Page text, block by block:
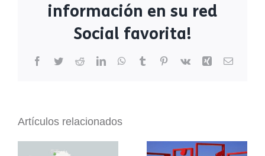
información en su red
Social favorita!
Facebook
TwitterRedditLinkedInWhatsApp
TumblrPinterest
Vk Xing Correo
Artículos relacionados